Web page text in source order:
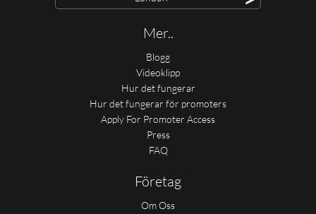
Mer..
Blogg
Videoklipp
Hur det fungerar
Hur det fungerar för promoters
Apply For Promoter Access
Press
FAQ
Företag
Om Oss